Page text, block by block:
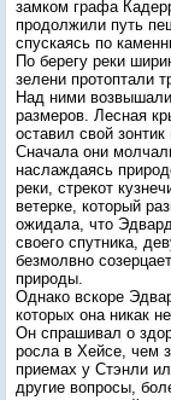
замком графа
продолжили путь
спускаясь по
По берегу реки
зелени протоптали
Над ними
размеров. Лесная
оставил свой
Сначала они
наслаждаясь
реки, стрекот
ветерке, который
ожидала, что
своего спутника,
безмолвно
природы.
Однако вскоре
которых она никак
Он спрашивал о
росла в Хейсе, чем
приемах у Стэнли
другие вопросы,